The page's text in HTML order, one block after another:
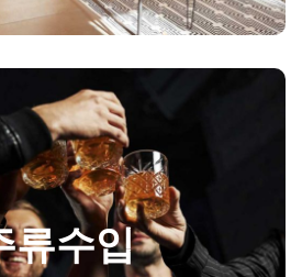
류수입
류수입
외에서 한국으로 주류를 수입하고 있
습니다.